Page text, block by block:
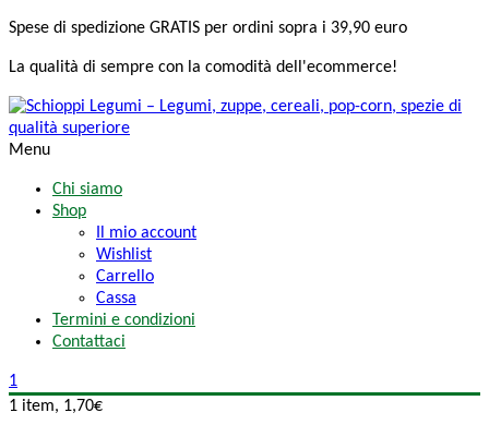
Spese di spedizione GRATIS per ordini sopra i 39,90 euro
La qualità di sempre con la comodità dell'ecommerce!
Menu
Chi siamo
Shop
Il mio account
Wishlist
Carrello
Cassa
Termini e condizioni
Contattaci
1
1 item, 1,70€